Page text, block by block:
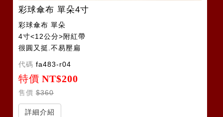
彩球傘布 單朵4寸
彩球傘布 單朵
4寸<12公分>附紅帶
很圓又挺.不易壓扁
代碼 fa483-r04
特價 NT$200
售價 $360
詳細介紹